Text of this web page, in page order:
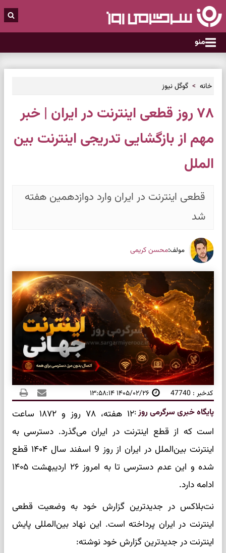
منو
خانه گوگل نیوز
۷۸ روز قطعی اینترنت در ایران | خبر
مهم از بازگشایی تدریجی اینترنت بین
الملل
قطعی اینترنت در ایران وارد دوازدهمین هفته
شد
مولف:محسن کریمی
کدخبر : 47740 ۱۴۰۵/۰۲/۲۶ ۱۳:۵۸:۱۴
پایگاه خبری سرگرمی روز:
۱۲ هفته، ۷۸ روز و ۱۸۷۲ ساعت
است که از قطع اینترنت در ایران می‌گذرد. دسترسی به
اینترنت بین‌الملل در ایران از روز 9 اسفند سال ۱۴۰۴ قطع
شده و این عدم دسترسی تا به امروز ۲۶ اردیبهشت ۱۴۰۵
ادامه دارد.
نت‌بلاکس در جدیدترین گزارش خود به وضعیت قطعی
اینترنت در ایران پرداخته است. این نهاد بین‌المللی پایش
اینترنت در جدیدترین گزارش خود نوشته: